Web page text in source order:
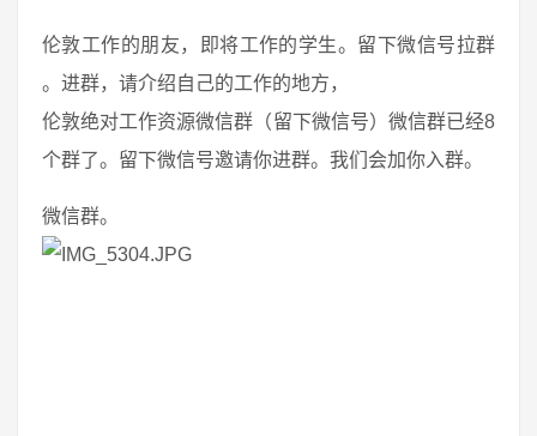
伦敦工作的朋友，即将工作的学生。留下微信号拉群
。进群，请介绍自己的工作的地方，
伦敦绝对工作资源微信群（留下微信号）微信群已经8
个群了。留下微信号邀请你进群。我们会加你入群。
微信群。